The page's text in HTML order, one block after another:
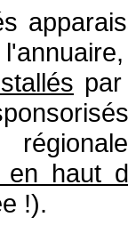
en haut
!).